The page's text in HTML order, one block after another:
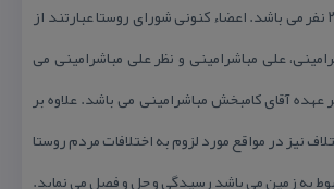
انتخاب و متشكل از ۳ نفر می باشد. اعضاء كنونی شورای روستا عبارتند از
علی مباشرامینی و نظر علی مباشرامینی می
آقای كامبخش مباشرامینی می باشد. علاوه بر
نیز در مواقع مورد لزوم به اختلافات مردم روستا
به زمین می باشد رسیدگی و حل و فصل می نماید.